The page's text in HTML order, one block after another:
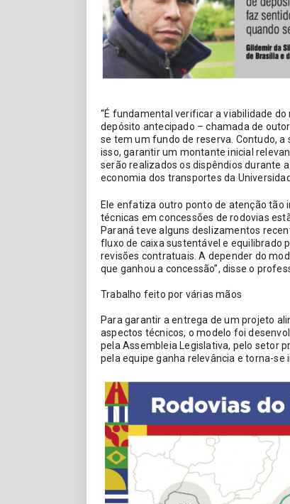
“É fundamental verificar a viabilidade
depósito antecipado – chamada de
se tem um fundo de reserva. Contudo,
isso, garantir um montante inicial
serão realizados os dispêndios durante
economia dos transportes da
Ele enfatiza outro ponto de atenção tão
técnicas em concessões de rodovias
Paraná teve alguns deslizamentos
fluxo de caixa sustentável e equilibrado
revisões contratuais. A depender do
que ganhou a concessão”, disse o
Trabalho feito por várias mãos
Para garantir a entrega de um projeto
aspectos técnicos, o modelo foi
pela Assembleia Legislativa, pelo setor
pela equipe ganha relevância e torna-se